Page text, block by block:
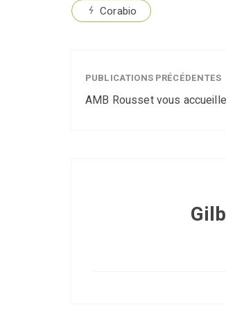
Corabio
PUBLICATIONS PRÉCÉDENTES
AMB Rousset vous